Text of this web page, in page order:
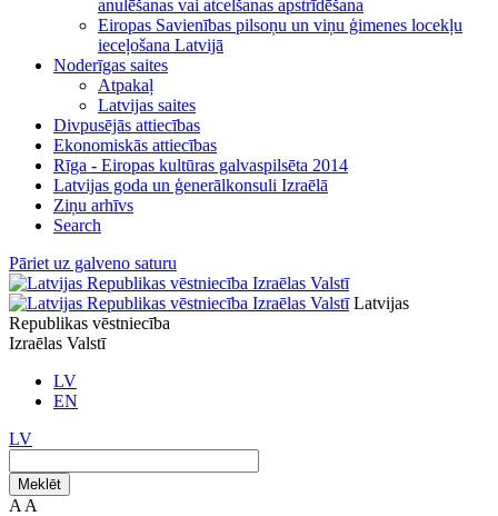
anulēšanas vai atcelšanas apstrīdēšana
Eiropas Savienības pilsoņu un viņu ģimenes locekļu
ieceļošana Latvijā
Noderīgas saites
Atpakaļ
Latvijas saites
Divpusējās attiecības
Ekonomiskās attiecības
Rīga - Eiropas kultūras galvaspilsēta 2014
Latvijas goda un ģenerālkonsuli Izraēlā
Ziņu arhīvs
Search
Pāriet uz galveno saturu
Latvijas
Republikas vēstniecība
Izraēlas Valstī
LV
EN
LV
Meklēt
A A